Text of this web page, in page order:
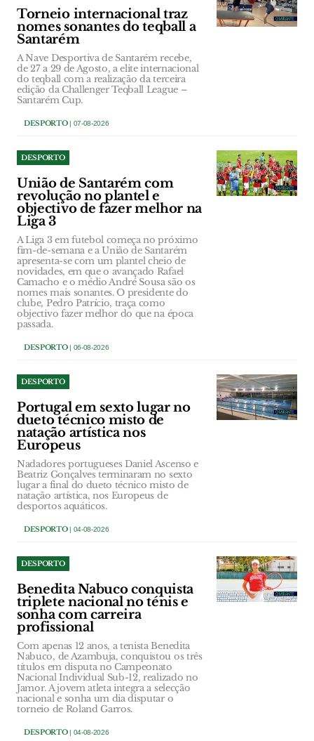
Torneio internacional traz
nomes sonantes do teqball a
Santarém
A Nave Desportiva de Santarém recebe,
de 27 a 29 de Agosto, a elite internacional
do teqball com a realização da terceira
edição da Challenger Teqball League –
Santarém Cup.
DESPORTO| 07-08-2026
DESPORTO
União de Santarém com
revolução no plantel e
objectivo de fazer melhor na
Liga 3
A Liga 3 em futebol começa no próximo
fim-de-semana e a União de Santarém
apresenta-se com um plantel cheio de
novidades, em que o avançado Rafael
Camacho e o médio André Sousa são os
nomes mais sonantes. O presidente do
clube, Pedro Patrício, traça como
objectivo fazer melhor do que na época
passada.
DESPORTO| 06-08-2026
DESPORTO
Portugal em sexto lugar no
dueto técnico misto de
natação artística nos
Europeus
Nadadores portugueses Daniel Ascenso e
Beatriz Gonçalves terminaram no sexto
lugar a final do dueto técnico misto de
natação artística, nos Europeus de
desportos aquáticos.
DESPORTO| 04-08-2026
DESPORTO
Benedita Nabuco conquista
triplete nacional no ténis e
sonha com carreira
profissional
Com apenas 12 anos, a tenista Benedita
Nabuco, de Azambuja, conquistou os três
títulos em disputa no Campeonato
Nacional Individual Sub-12, realizado no
Jamor. A jovem atleta integra a selecção
nacional e sonha um dia disputar o
torneio de Roland Garros.
DESPORTO| 04-08-2026